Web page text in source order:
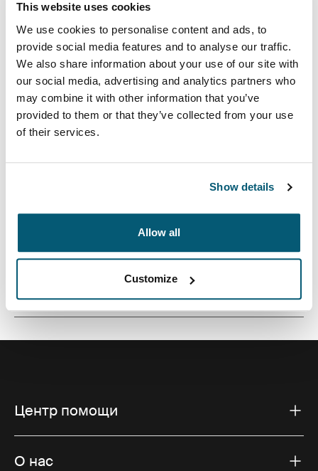
This website uses cookies
We use cookies to personalise content and ads, to
provide social media features and to analyse our traffic.
We also share information about your use of our site with
our social media, advertising and analytics partners who
may combine it with other information that you’ve
provided to them or that they’ve collected from your use
of their services.
Show details
Allow all
Customize
Case Logic Huxton 14" Laptop Sleeve Чёрный
Case Logic Huxton 14" Laptop Sleeve Графит (selected)
Тонкий чехол из текстурированной ткани отлично
или в кафе.
Toggle features
Все характеристики
Технические характеристики
Центр помощи
О нас